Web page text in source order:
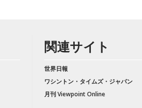
関連サイト
世界日報
ワシントン・タイムズ・ジャパン
月刊 Viewpoint Online